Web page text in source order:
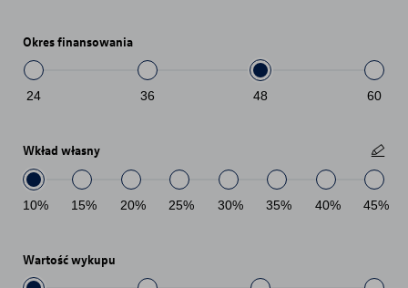
Okres finansowania
24 36 48 60
Wkład własny
10% 15% 20% 25% 30% 35% 40% 45%
Wartość wykupu